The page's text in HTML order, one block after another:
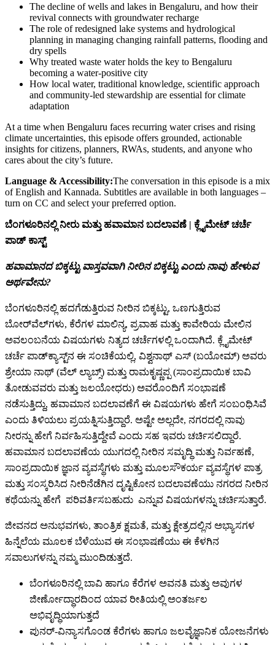
The decline of wells and lakes in Bengaluru, and how their
revival connects with groundwater recharge
The role of redesigned lake systems and hydrological
planning in managing changing rainfall patterns, flooding and
dry spells
Why treated waste water holds the key to Bengaluru
becoming a water-positive city
How local water, traditional knowledge, scientific approach
and community-led stewardship are essential for climate
adaptation
At a time when Bengaluru faces recurring water crises and rising
climate uncertainties, this episode offers grounded, actionable
insights for citizens, planners, RWAs, students, and anyone who
cares about the city’s future.
Language & Accessibility:The conversation in this episode is a mix
of English and Kannada. Subtitles are available in both languages –
turn on CC and select your preferred option.
ಬೆಂಗಳೂರಿನಲ್ಲಿ ನೀರು ಮತ್ತು ಹವಾಮಾನ ಬದಲಾವಣೆ | ಕ್ಲೈಮೇಟ್ ಚರ್ಚೆ
ಪಾಡ್ ಕಾಸ್ಟ್
ಹವಾಮಾನದ ಬಿಕ್ಕಟ್ಟು ವಾಸ್ತವವಾಗಿ ನೀರಿನ ಬಿಕ್ಕಟ್ಟು ಎಂದು ನಾವು ಹೇಳುವ
ಅರ್ಥವೇನು?
ಬೆಂಗಳೂರಿನಲ್ಲಿ ಹದಗೆಡುತ್ತಿರುವ ನೀರಿನ ಬಿಕ್ಕಟ್ಟು, ಒಣಗುತ್ತಿರುವ
ಬೋರ್‌ವೆಲ್‌ಗಳು, ಕೆರೆಗಳ ಮಾಲಿನ್ಯ, ಪ್ರವಾಹ ಮತ್ತು ಕಾವೇರಿಯ ಮೇಲಿನ
ಅವಲಂಬನೆಯ ವಿಷಯಗಳು ನಿತ್ಯದ ಚರ್ಚೆಗಳಲ್ಲಿ ಒಂದಾಗಿದೆ. ಕ್ಲೈಮೇಟ್
ಚರ್ಚೆ ಪಾಡ್‌ಕ್ಯಾಸ್ಟ್‌ನ ಈ ಸಂಚಿಕೆಯಲ್ಲಿ, ವಿಶ್ವನಾಥ್ ಎಸ್ (ಬಯೋಮ್) ಅವರು
ಶ್ರೇಯಾ ನಾಥ್ (ವೆಲ್ ಲ್ಯಾಬ್ಸ್) ಮತ್ತು ರಾಮಕೃಷ್ಣಪ್ಪ (ಸಾಂಪ್ರದಾಯಿಕ ಬಾವಿ
ತೋಡುವವರು ಮತ್ತು ಜಲಯೋಧರು) ಅವರೊಂದಿಗೆ ಸಂಭಾಷಣೆ
ನಡೆಸುತ್ತಿದ್ದು, ಹವಾಮಾನ ಬದಲಾವಣೆಗೆ ಈ ವಿಷಯಗಳು ಹೇಗೆ ಸಂಬಂಧಿಸಿವೆ
ಎಂದು ತಿಳಿಯಲು ಪ್ರಯತ್ನಿಸುತ್ತಿದ್ದಾರೆ. ಅಷ್ಟೇ ಅಲ್ಲದೇ, ನಗರದಲ್ಲಿ ನಾವು
ನೀರನ್ನು ಹೇಗೆ ನಿರ್ವಹಿಸುತ್ತಿದ್ದೇವೆ ಎಂದು ಸಹ ಇವರು ಚರ್ಚಿಸಲಿದ್ದಾರೆ.
ಹವಾಮಾನ ಬದಲಾವಣೆಯ ಯುಗದಲ್ಲಿ ನೀರಿನ ಸಮೃದ್ಧಿ ಮತ್ತು ನಿರ್ವಹಣೆ,
ಸಾಂಪ್ರದಾಯಿಕ ಜ್ಞಾನ ವ್ಯವಸ್ಥೆಗಳು ಮತ್ತು ಮೂಲಸೌಕರ್ಯ ವ್ಯವಸ್ಥೆಗಳ ಪಾತ್ರ
ಮತ್ತು ಸಂಸ್ಕರಿಸಿದ ನೀರಿನೆಡೆಗಿನ ದೃಷ್ಟಿಕೋನ ಬದಲಾವಣೆಯು ನಗರದ ನೀರಿನ
ಕಥೆಯನ್ನು ಹೇಗೆ ಪರಿವರ್ತಿಸಬಹುದು ಎನ್ನುವ ವಿಷಯಗಳನ್ನು ಚರ್ಚಿಸುತ್ತಾರೆ.
ಜೀವನದ ಅನುಭವಗಳು, ತಾಂತ್ರಿಕ ಕ್ಷಮತೆ, ಮತ್ತು ಕ್ಷೇತ್ರದಲ್ಲಿನ ಅಭ್ಯಾಸಗಳ
ಹಿನ್ನೆಲೆಯ ಮೂಲಕ ಬೆಳೆಯುವ ಈ ಸಂಭಾಷಣೆಯು ಈ ಕೆಳಗಿನ
ಸವಾಲುಗಳನ್ನು ನಮ್ಮ ಮುಂದಿಡುತ್ತದೆ.
ಬೆಂಗಳೂರಿನಲ್ಲಿ ಬಾವಿ ಹಾಗೂ ಕೆರೆಗಳ ಅವನತಿ ಮತ್ತು ಅವುಗಳ
ಜೀರ್ಣೋದ್ಧಾರದಿಂದ ಯಾವ ರೀತಿಯಲ್ಲಿ ಅಂತರ್ಜಲ
ಅಭಿವೃದ್ಧಿಯಾಗುತ್ತದೆ
ಪುನರ್-ವಿನ್ಯಾಸಗೊಂಡ ಕೆರೆಗಳು ಹಾಗೂ ಜಲವೈಜ್ಞಾನಿಕ ಯೋಜನೆಗಳು